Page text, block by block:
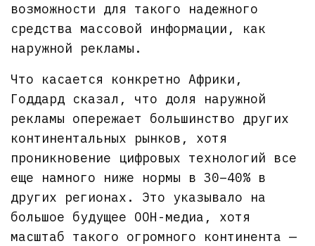
возможности для такого надежного
средства массовой информации, как
наружной рекламы.
Что касается конкретно Африки,
Годдард сказал, что доля наружной
рекламы опережает большинство других
континентальных рынков, хотя
проникновение цифровых технологий все
еще намного ниже нормы в 30–40% в
других регионах. Это указывало на
большое будущее OOH-медиа, хотя
масштаб такого огромного континента —